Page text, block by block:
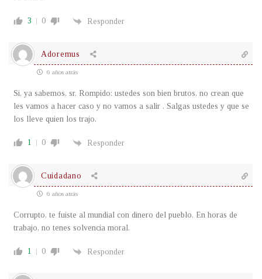
3 0 Responder
Adoremus
6 años atrás
Si, ya sabemos, sr. Rompido: ustedes son bien brutos, no crean que
les vamos a hacer caso y no vamos a salir . Salgas ustedes y que se
los lleve quien los trajo.
1 0 Responder
Cuidadano
6 años atrás
Corrupto, te fuiste al mundial con dinero del pueblo. En horas de
trabajo, no tenes solvencia moral.
1 0 Responder